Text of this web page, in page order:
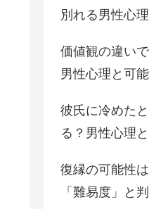
別れる男性心理
価値観の違い
男性心理と可
彼氏に冷めた
る？男性心理
復縁の可能性
「難易度」と